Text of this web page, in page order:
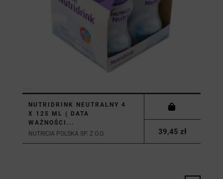
NUTRIDRINK NEUTRALNY 4
X 125 ML ( DATA
WAŻNOŚCI...
NUTRICIA POLSKA SP. Z O.O.
39,45 zł